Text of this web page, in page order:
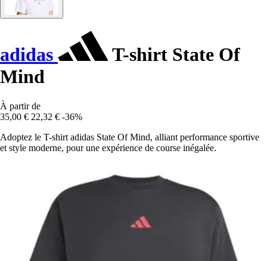
adidas
T-shirt State Of
Mind
À partir de
35,00 € 22,32 € -36%
Adoptez le T-shirt adidas State Of Mind, alliant performance sportive
et style moderne, pour une expérience de course inégalée.